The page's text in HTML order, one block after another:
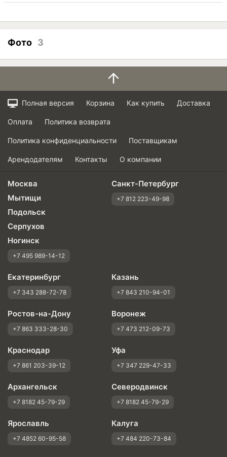
Фото 3
Полная версия Корзина Как купить Доставка
Оплата Политика возврата
Политика конфиденциальности Поставщикам
Арендодателям Контакты О компании
Москва
Мытищи
Подольск
Серпухов
Ногинск
+7 495 989-14-12
Санкт-Петербург
+7 812 223-49-98
Екатеринбург
+7 343 288-72-78
Казань
+7 843 210-94-01
Ростов-на-Дону
+7 863 333-28-30
Воронеж
+7 473 212-09-73
Краснодар
+7 861 203-39-12
Уфа
+7 347 229-47-33
Архангельск
+7 8182 45-79-29
Северодвинск
+7 8182 45-79-29
Ярославль
+7 4852 60-95-58
Калуга
+7 484 220-73-84